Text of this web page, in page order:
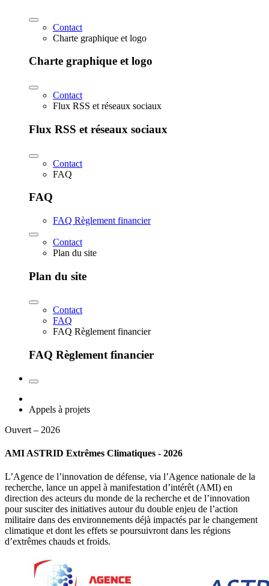
Contact
Charte graphique et logo
Charte graphique et logo
Contact
Flux RSS et réseaux sociaux
Flux RSS et réseaux sociaux
Contact
FAQ
FAQ
FAQ Règlement financier
Contact
Plan du site
Plan du site
Contact
FAQ
FAQ Règlement financier
FAQ Règlement financier
Appels à projets
Ouvert – 2026
AMI ASTRID Extrêmes Climatiques - 2026
L’Agence de l’innovation de défense, via l’Agence nationale de la
recherche, lance un appel à manifestation d’intérêt (AMI) en
direction des acteurs du monde de la recherche et de l’innovation
pour susciter des initiatives autour du double enjeu de l’action
militaire dans des environnements déjà impactés par le changement
climatique et dont les effets se poursuivront dans les régions
d’extrêmes chauds et froids.